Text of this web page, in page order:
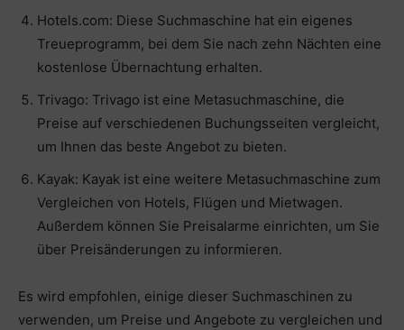
Hotels.com: Diese Suchmaschine hat ein eigenes
Treueprogramm, bei dem Sie nach zehn Nächten eine
kostenlose Übernachtung erhalten.
Trivago: Trivago ist eine Metasuchmaschine, die
Preise auf verschiedenen Buchungsseiten vergleicht,
um Ihnen das beste Angebot zu bieten.
Kayak: Kayak ist eine weitere Metasuchmaschine zum
Vergleichen von Hotels, Flügen und Mietwagen.
Außerdem können Sie Preisalarme einrichten, um Sie
über Preisänderungen zu informieren.
Es wird empfohlen, einige dieser Suchmaschinen zu
verwenden, um Preise und Angebote zu vergleichen und